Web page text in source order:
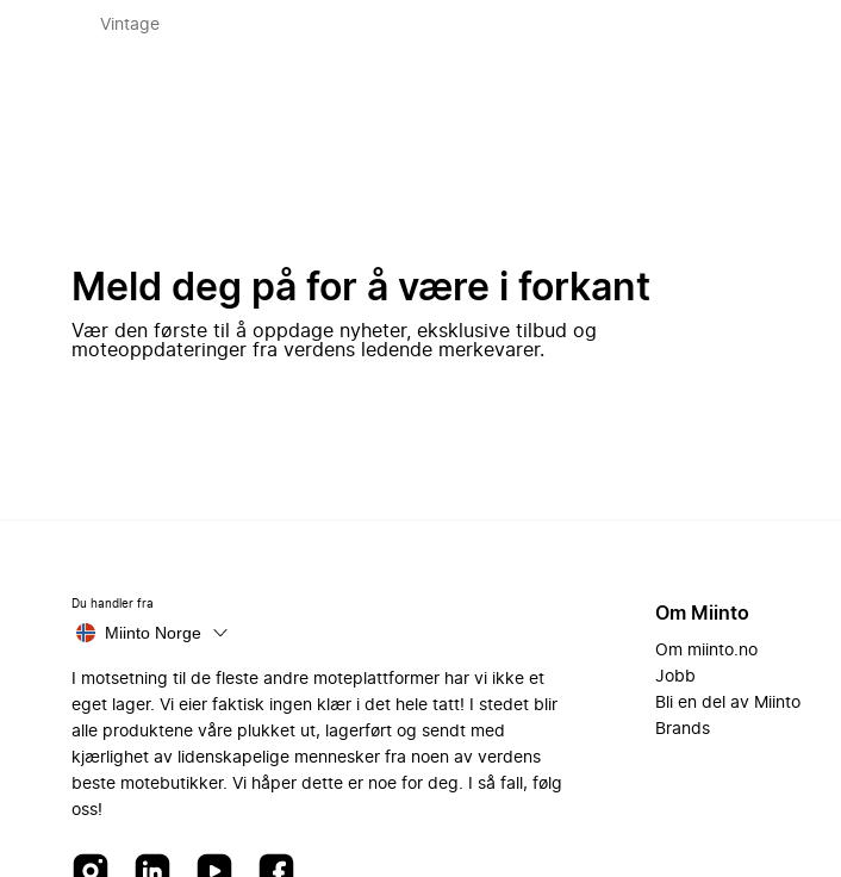
Vintage
Meld deg på for å være i forkant
Vær den første til å oppdage nyheter, eksklusive tilbud og
moteoppdateringer fra verdens ledende merkevarer.
Du handler fra
Miinto Norge
I motsetning til de fleste andre moteplattformer har vi ikke et
eget lager. Vi eier faktisk ingen klær i det hele tatt! I stedet blir
alle produktene våre plukket ut, lagerført og sendt med
kjærlighet av lidenskapelige mennesker fra noen av verdens
beste motebutikker. Vi håper dette er noe for deg. I så fall, følg
oss!
Om Miinto
Om miinto.no
Jobb
Bli en del av Miinto
Brands